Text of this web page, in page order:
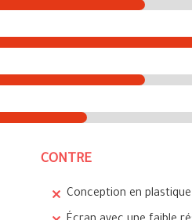
CONTRE
Conception en